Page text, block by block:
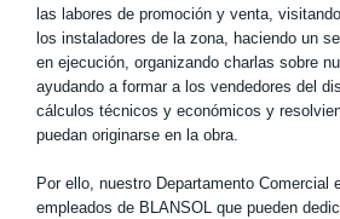
las labores de promoción y venta,
los instaladores de la zona, haciendo un
en ejecución, organizando charlas sobre
ayudando a formar a los vendedores del
cálculos técnicos y económicos y
puedan originarse en la obra.
Por ello, nuestro Departamento Comercial
empleados de BLANSOL que pueden